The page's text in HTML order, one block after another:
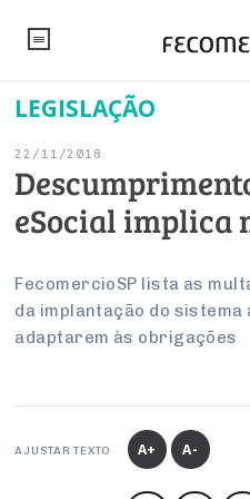
NOTÍCIAS
Artigos
PROJETOS ESPECIAIS:
Economia
Brasil
Economia Digital
Legislação
Trabalho
Arbitragem e Mediação
Reforma Tributária
Negócios
ESG
Últimas Notícias
PESQUISAS
FALE CONOSCO
INSTITUCIONAL
Negociações Coletivas
Conselho de Turismo
EMPRESAS
LEGISLAÇÃO
22/11/2018
eSocial implica
FecomercioSP lista as
da implantação do sistema
adaptarem às obrigações
AJUSTAR TEXTO A+ A-